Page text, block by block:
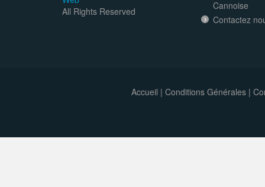
All Rights Reserved
Cannoise
Contactez
Accueil | Conditions Générales|